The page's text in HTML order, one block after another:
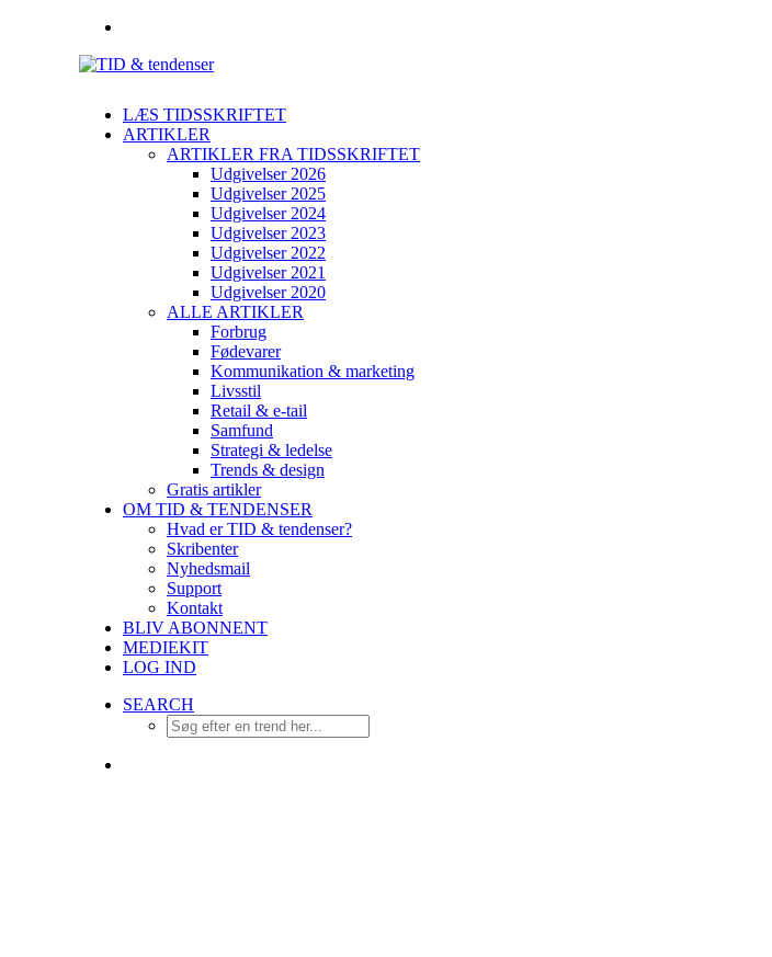
LÆS TIDSSKRIFTET
ARTIKLER
ARTIKLER FRA TIDSSKRIFTET
Udgivelser 2026
Udgivelser 2025
Udgivelser 2024
Udgivelser 2023
Udgivelser 2022
Udgivelser 2021
Udgivelser 2020
ALLE ARTIKLER
Forbrug
Fødevarer
Kommunikation & marketing
Livsstil
Retail & e-tail
Samfund
Strategi & ledelse
Trends & design
Gratis artikler
OM TID & TENDENSER
Hvad er TID & tendenser?
Skribenter
Nyhedsmail
Support
Kontakt
BLIV ABONNENT
MEDIEKIT
LOG IND
SEARCH